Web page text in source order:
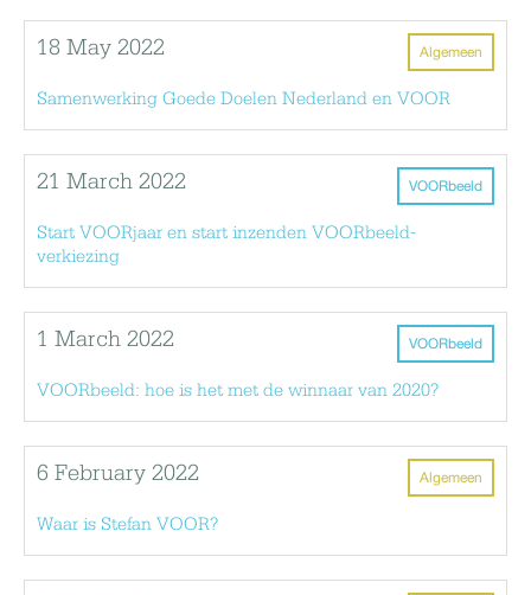
Algemeen
18 May 2022
Samenwerking Goede Doelen Nederland en VOOR
VOORbeeld
21 March 2022
Start VOORjaar en start inzenden VOORbeeld-
verkiezing
VOORbeeld
1 March 2022
VOORbeeld: hoe is het met de winnaar van 2020?
Algemeen
6 February 2022
Waar is Stefan VOOR?